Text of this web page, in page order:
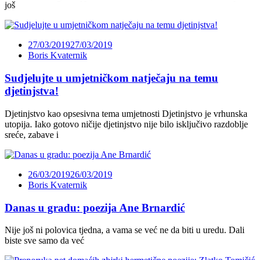
još
27/03/201927/03/2019
Boris Kvaternik
Sudjelujte u umjetničkom natječaju na temu
djetinjstva!
Djetinjstvo kao opsesivna tema umjetnosti Djetinjstvo je vrhunska
utopija. Iako gotovo ničije djetinjstvo nije bilo isključivo razdoblje
sreće, zabave i
26/03/201926/03/2019
Boris Kvaternik
Danas u gradu: poezija Ane Brnardić
Nije još ni polovica tjedna, a vama se već ne da biti u uredu. Dali
biste sve samo da već